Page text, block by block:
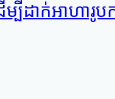
ម្បីដាក់អាហារូ